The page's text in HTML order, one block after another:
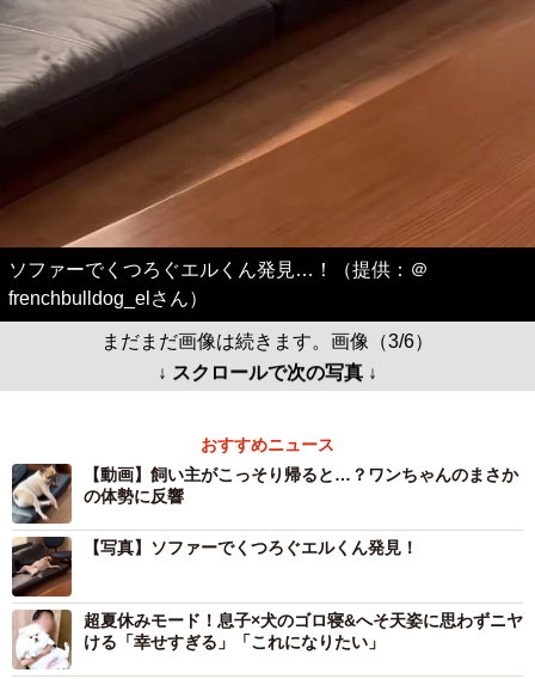
ソファーでくつろぐエルくん発見…！（提供：＠
frenchbulldog_elさん）
まだまだ画像は続きます。画像（3/6）
↓ スクロールで次の写真 ↓
おすすめニュース
【動画】飼い主がこっそり帰ると…？ワンちゃんのまさか
の体勢に反響
【写真】ソファーでくつろぐエルくん発見！
超夏休みモード！息子×犬のゴロ寝&へそ天姿に思わずニヤ
ける「幸せすぎる」「これになりたい」